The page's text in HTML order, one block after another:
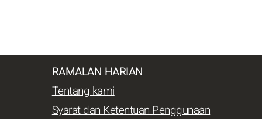
RAMALAN HARIAN
Tentang kami
Syarat dan Ketentuan Penggunaan